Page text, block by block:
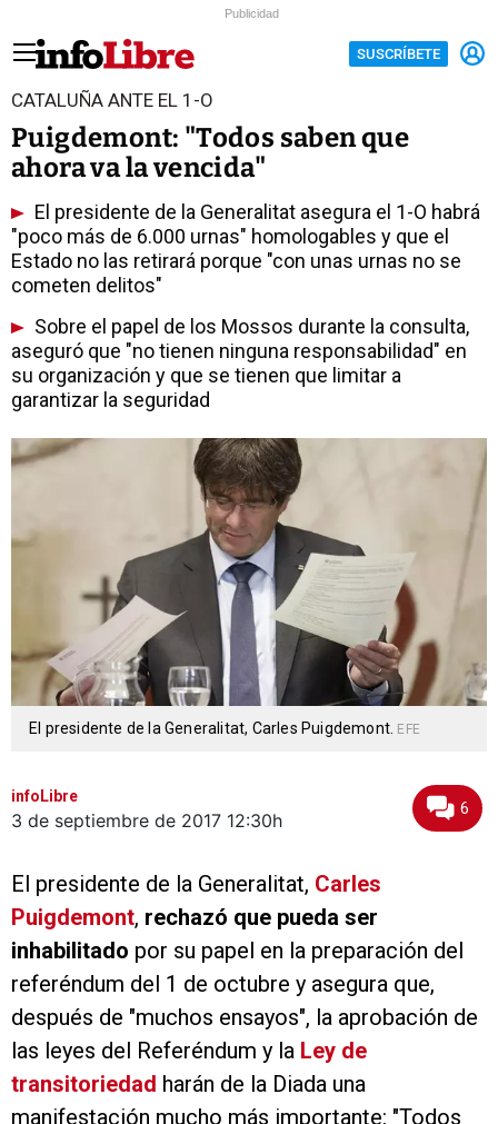
Publicidad
SUSCRÍBETE
CATALUÑA ANTE EL 1-O
Puigdemont: "Todos saben que
ahora va la vencida"
El presidente de la Generalitat asegura el 1-O habrá
"poco más de 6.000 urnas" homologables y que el
Estado no las retirará porque "con unas urnas no se
cometen delitos"
Sobre el papel de los Mossos durante la consulta,
aseguró que "no tienen ninguna responsabilidad" en
su organización y que se tienen que limitar a
garantizar la seguridad
El presidente de la Generalitat, Carles Puigdemont. EFE
infoLibre
3 de septiembre de 2017 12:30h
6
El presidente de la Generalitat, Carles
Puigdemont, rechazó que pueda ser
inhabilitado por su papel en la preparación del
referéndum del 1 de octubre y asegura que,
después de "muchos ensayos", la aprobación de
las leyes del Referéndum y la Ley de
transitoriedad harán de la Diada una
manifestación mucho más importante: "Todos